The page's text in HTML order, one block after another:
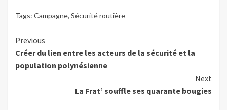
Tags: Campagne, Sécurité routière
Continue
Reading
Previous
Créer du lien entre les acteurs de la sécurité et la
population polynésienne
Next
La Frat’ souffle ses quarante bougies